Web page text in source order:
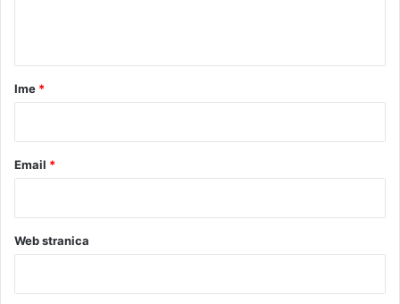
rIme *
Email *
Web stranica